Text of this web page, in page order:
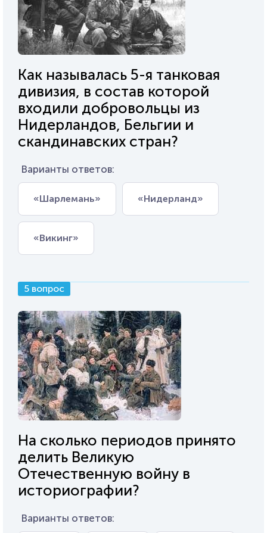
Как называлась 5-я танковая
дивизия, в состав которой
входили добровольцы из
Нидерландов, Бельгии и
скандинавских стран?
Варианты ответов:
«Шарлемань» «Нидерланд»
«Викинг»
5 вопрос
На сколько периодов принято
делить Великую
Отечественную войну в
историографии?
Варианты ответов: